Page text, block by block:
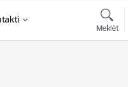
Meklēt